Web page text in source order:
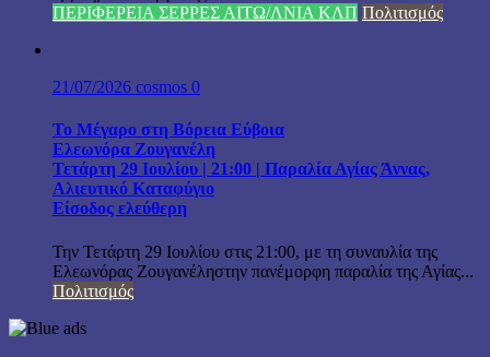
ΠΕΡΙΦΕΡΕΙΑ ΣΕΡΡΕΣ ΑΙΤΩ/ΛΝΙΑ ΚΛΠ Πολιτισμός
21/07/2026 cosmos 0
Το Μέγαρο στη Βόρεια Εύβοια
Ελεωνόρα Ζουγανέλη
Τετάρτη 29 Ιουλίου | 21:00 | Παραλία Αγίας Άννας,
Αλιευτικό Καταφύγιο
Είσοδος ελεύθερη
Την Τετάρτη 29 Ιουλίου στις 21:00, με τη συναυλία της
Ελεωνόρας Ζουγανέληστην πανέμορφη παραλία της Αγίας...
Πολιτισμός